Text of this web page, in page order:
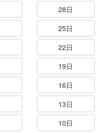
28日
25日
22日
19日
16日
13日
10日